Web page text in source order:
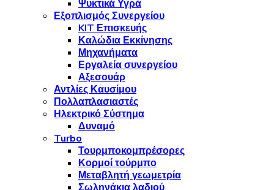
Ψυκτικά Υγρά
Εξοπλισμός Συνεργείου
KIT Επισκευής
Καλώδια Εκκίνησης
Μηχανήματα
Εργαλεία συνεργείου
Αξεσουάρ
Αντλίες Καυσίμου
Πολλαπλασιαστές
Ηλεκτρικό Σύστημα
Δυναμό
Turbo
Τουρμποκομπρέσορες
Κορμοί τούρμπο
Μεταβλητή γεωμετρία